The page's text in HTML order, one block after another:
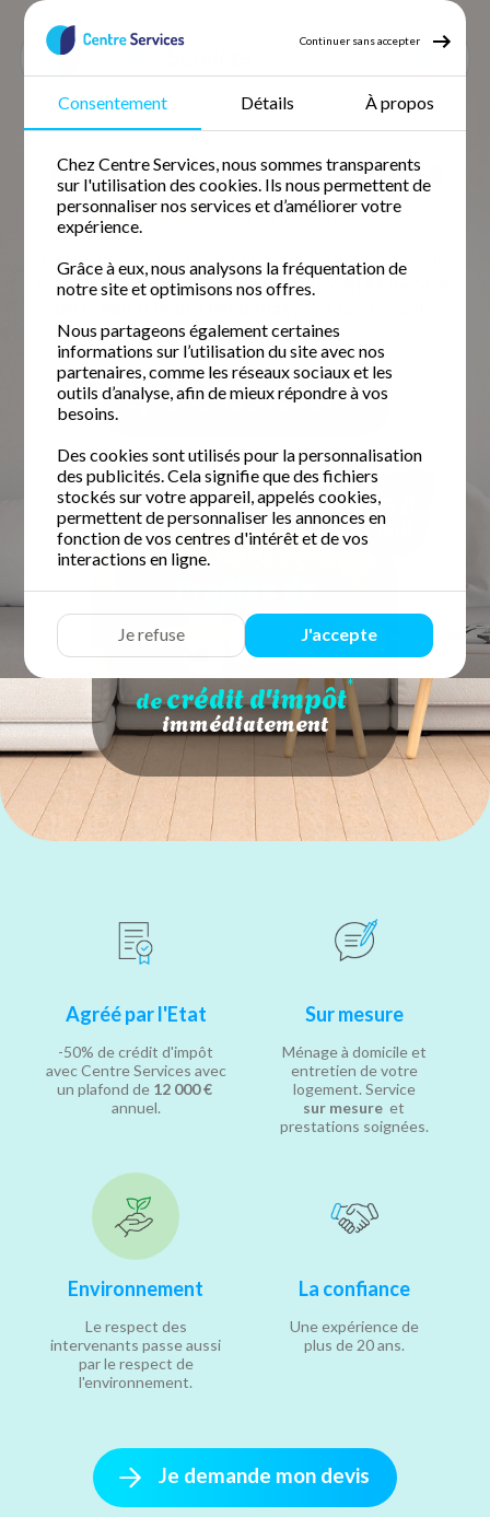
Continuer sans accepter
Consentement Détails À propos
Chez Centre Services, nous sommes transparents
sur l'utilisation des cookies. Ils nous permettent de
personnaliser nos services et d’améliorer votre
expérience.
Grâce à eux, nous analysons la fréquentation de
notre site et optimisons nos offres.
Nous partageons également certaines
informations sur l’utilisation du site avec nos
partenaires, comme les réseaux sociaux et les
outils d’analyse, afin de mieux répondre à vos
besoins.
Des cookies sont utilisés pour la personnalisation
des publicités. Cela signifie que des fichiers
stockés sur votre appareil, appelés cookies,
permettent de personnaliser les annonces en
fonction de vos centres d'intérêt et de vos
interactions en ligne.
Je refuse J'accepte
Ménage à domicile Paris
4.8 / 5 sur 541 avisGoogle
Retrouvez votre temps libre avec une femme de
ménage fiable et expérimentée.Profitez de 50%
impeccable.
Demander un devis gratuit
Profitez de
50 %
decrédit d'impôt*
immédiatement
Agréé par l'Etat
-50% de crédit d'impôt
avec Centre Services avec
un plafond de 12 000 €
annuel.
Sur mesure
Ménage à domicile et
entretien de votre
logement. Service
sur mesure et
prestations soignées.
Environnement
Le respect des
intervenants passe aussi
par le respect de
l'environnement.
La confiance
Une expérience de
plus de 20 ans.
Je demande mon devis